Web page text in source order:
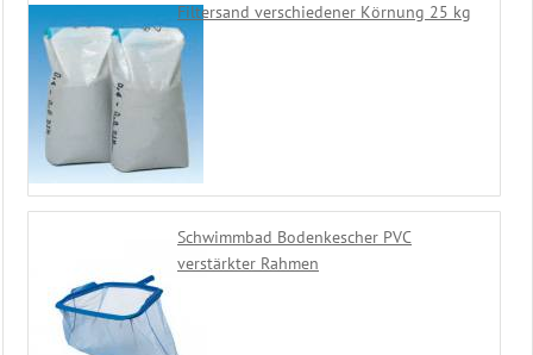
Filtersand verschiedener Körnung 25 kg
Schwimmbad Bodenkescher PVC
verstärkter Rahmen